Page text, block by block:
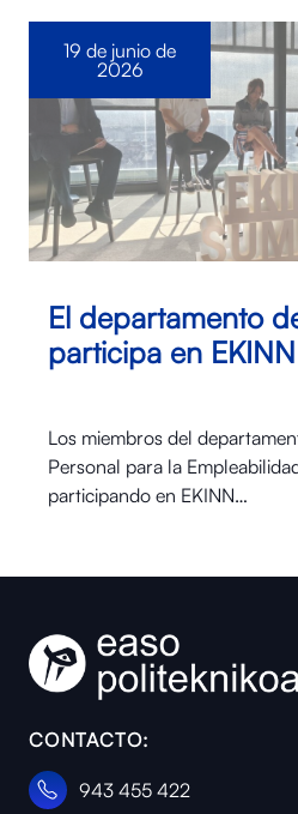
El departamento
participa en
Los miembros del
Personal para la
participando en EKINN…
19 de junio de
2026
CONTACTO:
943 455 422